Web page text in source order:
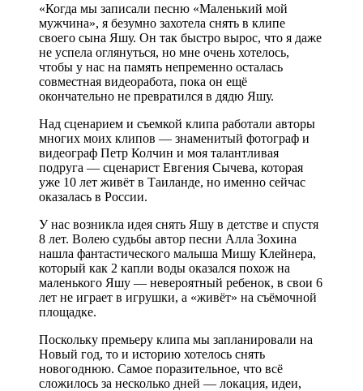
«Когда мы записали песню «Маленький мой
мужчина», я безумно захотела снять в клипе
своего сына Яшу. Он так быстро вырос, что я даже
не успела оглянуться, но мне очень хотелось,
чтобы у нас на память непременно осталась
совместная видеоработа, пока он ещё
окончательно не превратился в дядю Яшу.
Над сценарием и съемкой клипа работали авторы
многих моих клипов — знаменитый фотограф и
видеограф Петр Колчин и моя талантливая
подруга — сценарист Евгения Сычева, которая
уже 10 лет живёт в Таиланде, но именно сейчас
оказалась в России.
У нас возникла идея снять Яшу в детстве и спустя
8 лет. Волею судьбы автор песни Алла Зохина
нашла фантастического малыша Мишу Клейнера,
который как 2 капли воды оказался похож на
маленького Яшу — невероятный ребенок, в свои 6
лет не играет в игрушки, а «живёт» на съёмочной
площадке.
Поскольку премьеру клипа мы запланировали на
Новый год, то и историю хотелось снять
новогоднюю. Самое поразительное, что всё
сложилось за несколько дней — локация, идеи,